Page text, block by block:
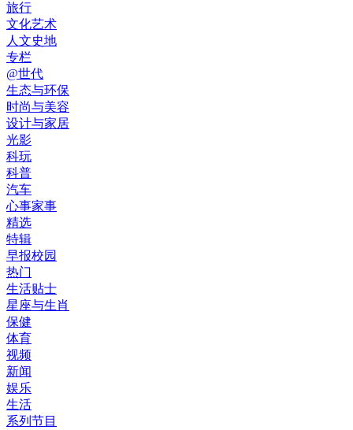
旅行
文化艺术
人文史地
专栏
@世代
生态与环保
时尚与美容
设计与家居
光影
科玩
科普
汽车
心事家事
精选
特辑
早报校园
热门
生活贴士
星座与生肖
保健
体育
视频
新闻
娱乐
生活
系列节目